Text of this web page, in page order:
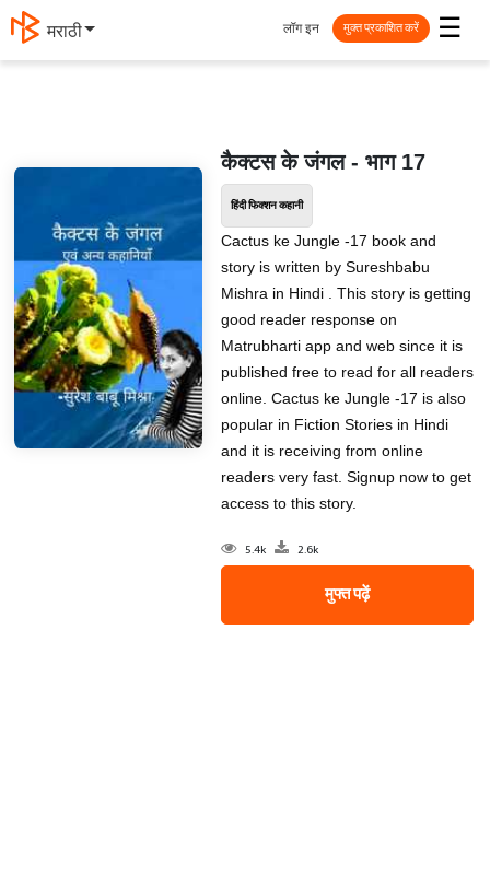
मराठी ☰
लॉग इन मुक्त प्रकाशित करें
कैक्टस के जंगल - भाग 17
हिंदी फिक्शन कहानी
Cactus ke Jungle -17 book and
story is written by Sureshbabu
Mishra in Hindi . This story is getting
good reader response on
Matrubharti app and web since it is
published free to read for all readers
online. Cactus ke Jungle -17 is also
popular in Fiction Stories in Hindi
and it is receiving from online
readers very fast. Signup now to get
access to this story.
5.4k 2.6k
मुफ्त पढ़ें